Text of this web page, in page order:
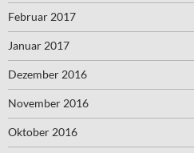
Februar 2017
Januar 2017
Dezember 2016
November 2016
Oktober 2016